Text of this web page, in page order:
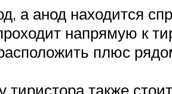
а анод находится
напрямую к
плюс
также